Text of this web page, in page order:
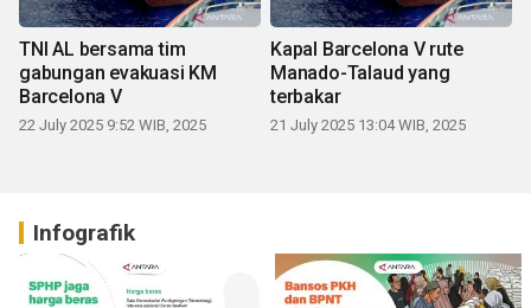
TNI AL bersama tim
gabungan evakuasi KM
Barcelona V
22 July 2025 9:52 WIB, 2025
Kapal Barcelona V rute
Manado-Talaud yang
terbakar
21 July 2025 13:04 WIB, 2025
Infografik